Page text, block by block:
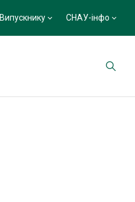
Випускнику СНАУ-інфо